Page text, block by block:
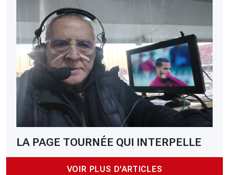
LA PAGE TOURNÉE QUI INTERPELLE
VOIR PLUS D'ARTICLES